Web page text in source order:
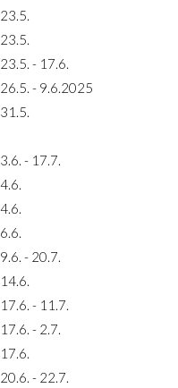
23.5.
23.5.
23.5. - 17.6.
26.5. - 9.6.2025
31.5.
3.6. - 17.7.
4.6.
4.6.
6.6.
9.6. - 20.7.
14.6.
17.6. - 11.7.
17.6. - 2.7.
17.6.
20.6. - 22.7.